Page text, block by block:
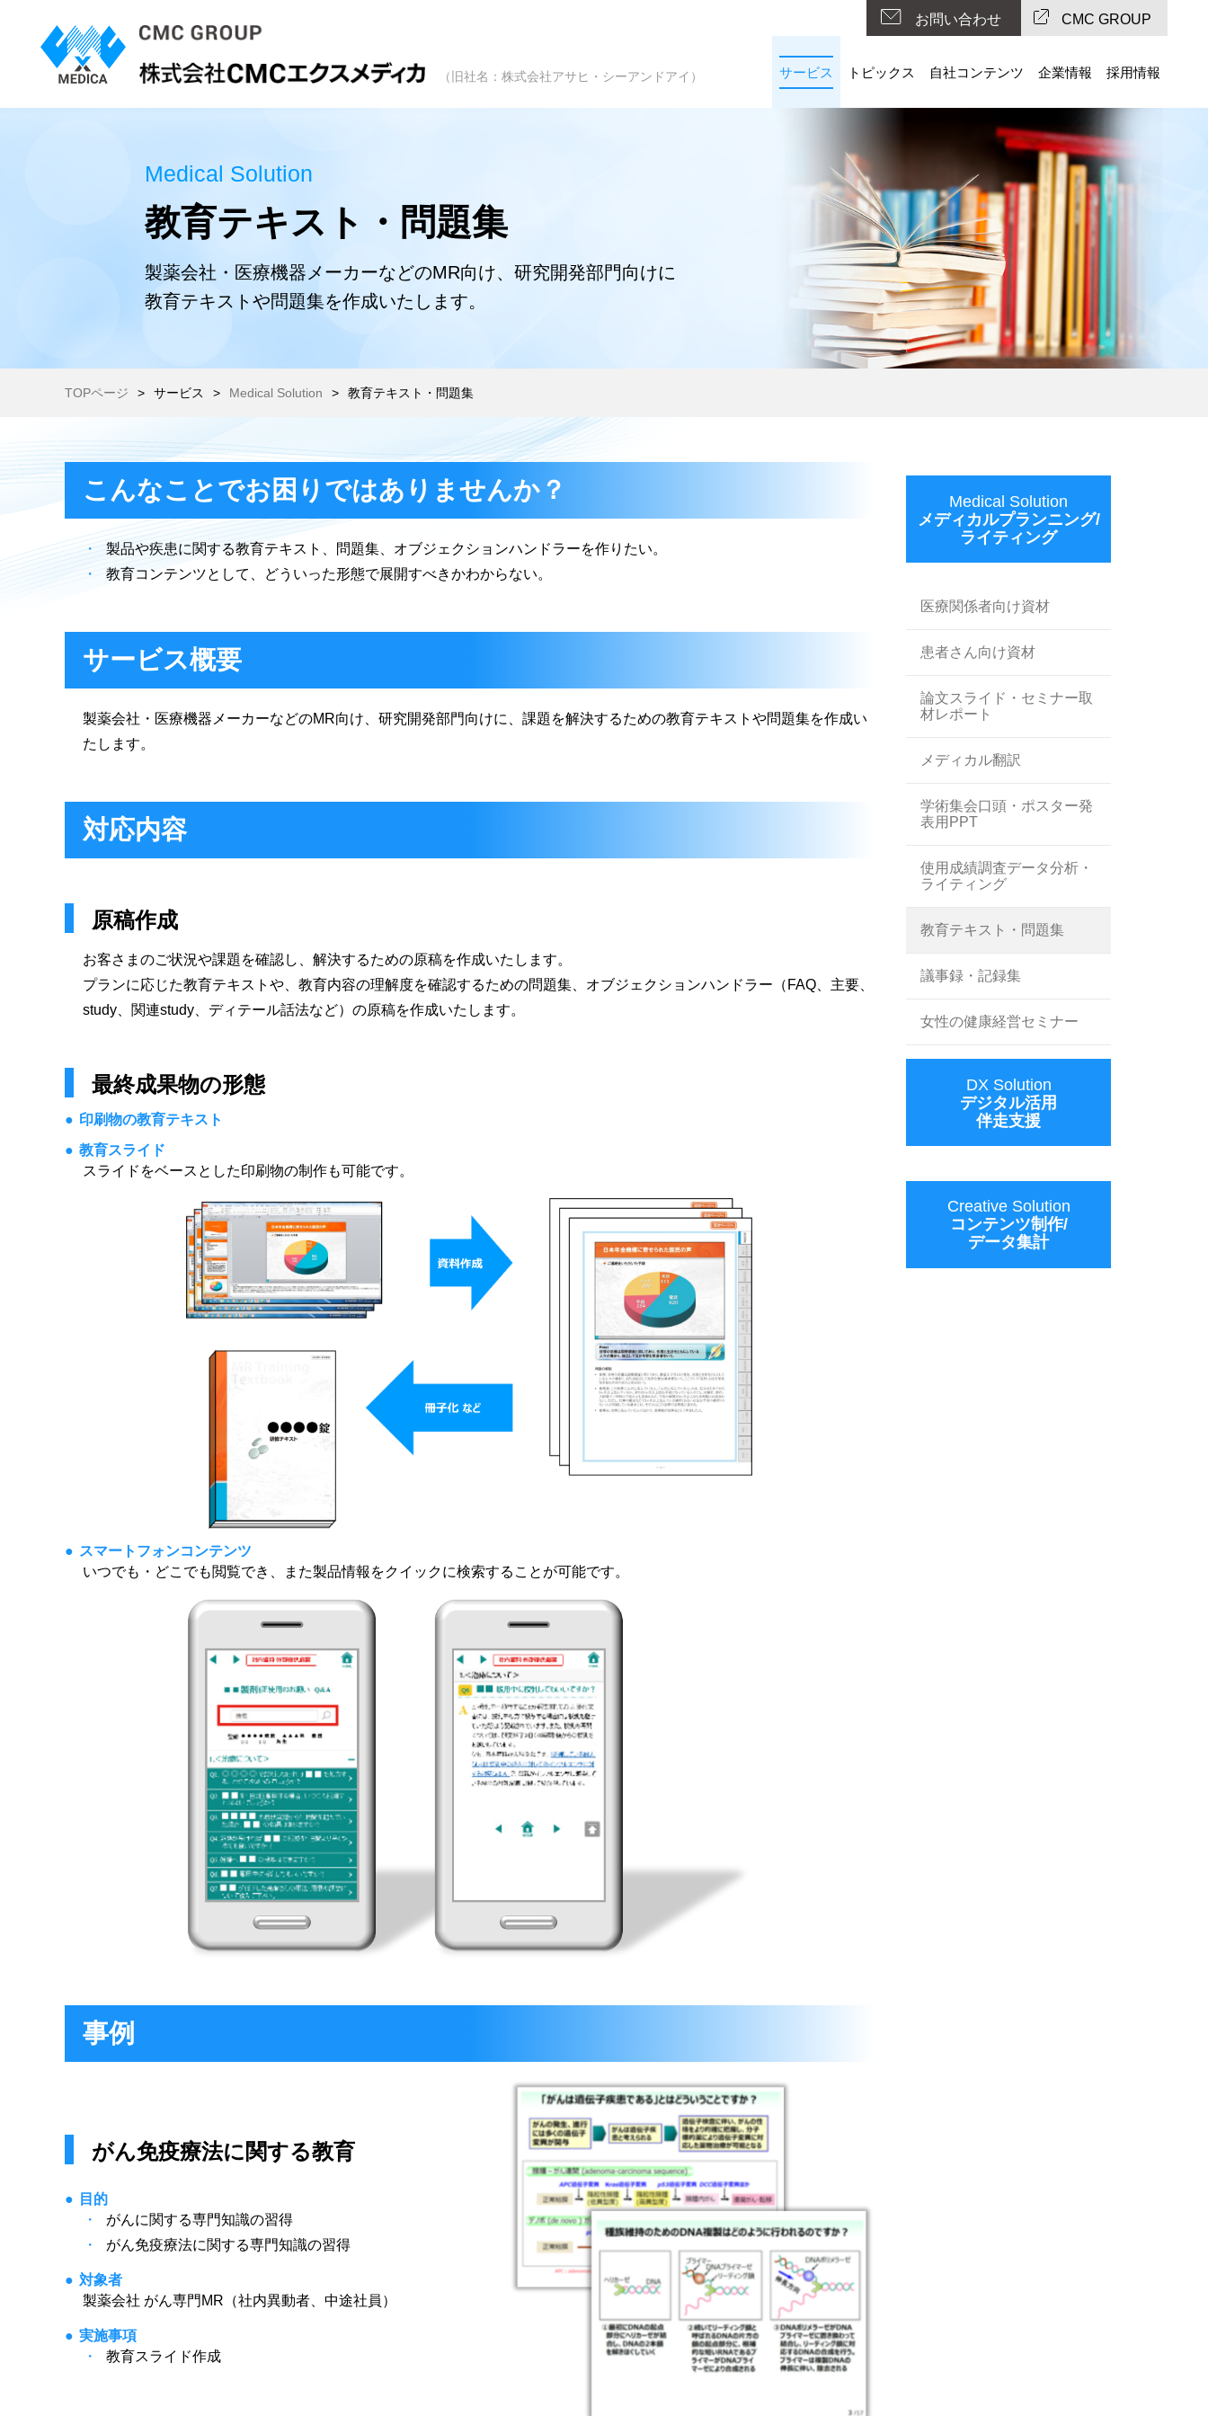
（旧社名：株式会社アサヒ・シーアンドアイ）
お問い合わせ CMC GROUP
サービス トピックス 自社コンテンツ 企業情報 採用情報
Medical Solution
教育テキスト・問題集
製薬会社・医療機器メーカーなどのMR向け、研究開発部門向けに
教育テキストや問題集を作成いたします。
TOPページ サービス Medical Solution 教育テキスト・問題集
こんなことでお困りではありませんか？
製品や疾患に関する教育テキスト、問題集、オブジェクションハンドラーを作りたい。
教育コンテンツとして、どういった形態で展開すべきかわからない。
サービス概要
製薬会社・医療機器メーカーなどのMR向け、研究開発部門向けに、課題を解決するための教育テキストや問題集を作成い
たします。
対応内容
原稿作成
お客さまのご状況や課題を確認し、解決するための原稿を作成いたします。
プランに応じた教育テキストや、教育内容の理解度を確認するための問題集、オブジェクションハンドラー（FAQ、主要、
study、関連study、ディテール話法など）の原稿を作成いたします。
最終成果物の形態
印刷物の教育テキスト
教育スライド
スライドをベースとした印刷物の制作も可能です。
スマートフォンコンテンツ
いつでも・どこでも閲覧でき、また製品情報をクイックに検索することが可能です。
事例
がん免疫療法に関する教育
目的
がんに関する専門知識の習得
がん免疫療法に関する専門知識の習得
対象者
製薬会社 がん専門MR（社内異動者、中途社員）
実施事項
教育スライド作成
Medical Solution
メディカルプランニング/
ライティング
医療関係者向け資材
患者さん向け資材
論文スライド・セミナー取
材レポート
メディカル翻訳
学術集会口頭・ポスター発
表用PPT
使用成績調査データ分析・
ライティング
教育テキスト・問題集
議事録・記録集
女性の健康経営セミナー
DX Solution
デジタル活用
伴走支援
Creative Solution
コンテンツ制作/
データ集計